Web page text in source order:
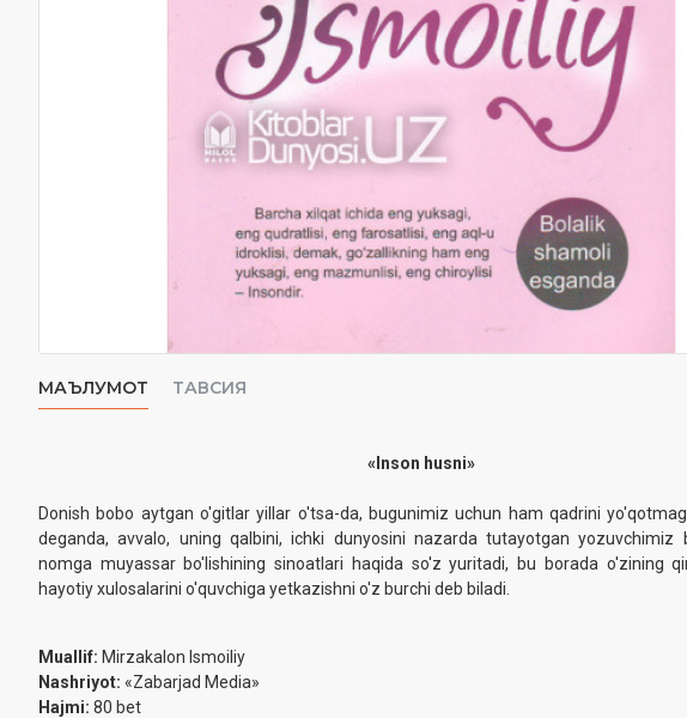
МАЪЛУМОТ ТАВСИЯ
«Inson husni»
Donish bobo aytgan o'gitlar yillar o'tsa-da, bugunimiz uchun ham qadrini
deganda, avvalo, uning qalbini, ichki dunyosini nazarda tutayotgan yozuvchimiz
nomga muyassar bo'lishining sinoatlari haqida so'z yuritadi, bu borada o'zining
hayotiy xulosalarini o'quvchiga yetkazishni o'z burchi deb biladi.
Muallif: Mirzakalon Ismoiliy
Nashriyot: «Zabarjad Media»
Hajmi: 80 bet